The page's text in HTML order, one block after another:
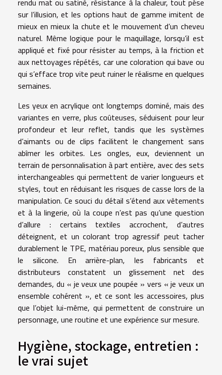
rendu mat ou satiné, résistance à la chaleur, tout pèse
sur l’illusion, et les options haut de gamme imitent de
mieux en mieux la chute et le mouvement d’un cheveu
naturel. Même logique pour le maquillage, lorsqu’il est
appliqué et fixé pour résister au temps, à la friction et
aux nettoyages répétés, car une coloration qui bave ou
qui s’efface trop vite peut ruiner le réalisme en quelques
semaines.
Les yeux en acrylique ont longtemps dominé, mais des
variantes en verre, plus coûteuses, séduisent pour leur
profondeur et leur reflet, tandis que les systèmes
d’aimants ou de clips facilitent le changement sans
abîmer les orbites. Les ongles, eux, deviennent un
terrain de personnalisation à part entière, avec des sets
interchangeables qui permettent de varier longueurs et
styles, tout en réduisant les risques de casse lors de la
manipulation. Ce souci du détail s’étend aux vêtements
et à la lingerie, où la coupe n’est pas qu’une question
d’allure : certains textiles accrochent, d’autres
déteignent, et un colorant trop agressif peut tacher
durablement le TPE, matériau poreux, plus sensible que
le silicone. En arrière-plan, les fabricants et
distributeurs constatent un glissement net des
demandes, du « je veux une poupée » vers « je veux un
ensemble cohérent », et ce sont les accessoires, plus
que l’objet lui-même, qui permettent de construire un
personnage, une routine et une expérience sur mesure.
Hygiène, stockage, entretien :
le vrai sujet